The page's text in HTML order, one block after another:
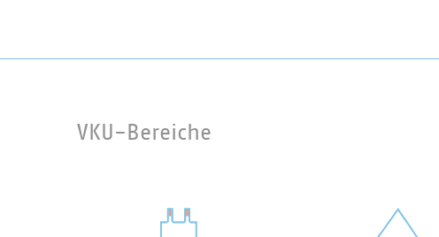
VKU-Bereiche